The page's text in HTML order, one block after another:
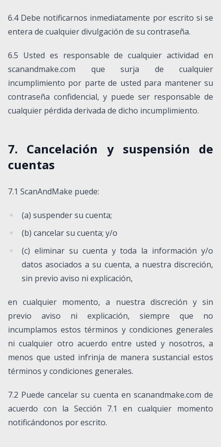
6.4 Debe notificarnos inmediatamente por escrito si se
entera de cualquier divulgación de su contraseña.
6.5 Usted es responsable de cualquier actividad en
scanandmake.com que surja de cualquier
incumplimiento por parte de usted para mantener su
contraseña confidencial, y puede ser responsable de
cualquier pérdida derivada de dicho incumplimiento.
7. Cancelación y suspensión de
cuentas
7.1 ScanAndMake puede:
(a) suspender su cuenta;
(b) cancelar su cuenta; y/o
(c) eliminar su cuenta y toda la información y/o
datos asociados a su cuenta, a nuestra discreción,
sin previo aviso ni explicación,
en cualquier momento, a nuestra discreción y sin
previo aviso ni explicación, siempre que no
incumplamos estos términos y condiciones generales
ni cualquier otro acuerdo entre usted y nosotros, a
menos que usted infrinja de manera sustancial estos
términos y condiciones generales.
7.2 Puede cancelar su cuenta en scanandmake.com de
acuerdo con la Sección 7.1 en cualquier momento
notificándonos por escrito.